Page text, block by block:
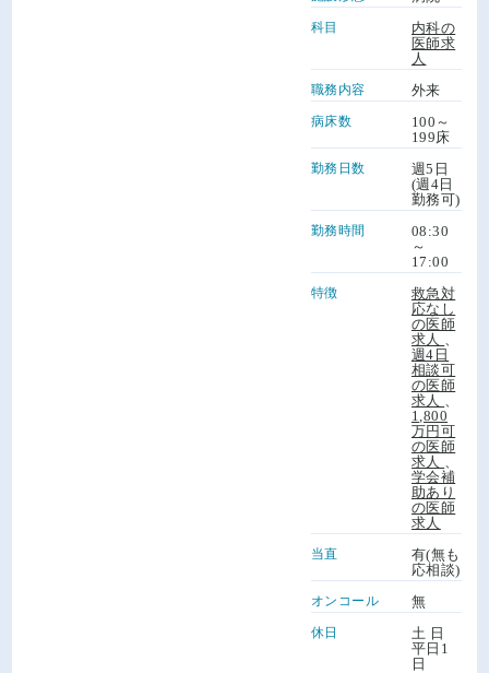
科目
内科の
医師求
人
職務内容 外来
病床数
100～
199床
勤務日数
週5日
(週4日
勤務可)
勤務時間
08:30
～
17:00
特徴
救急対
応なし
の医師
求人
週4日
相談可
の医師
求人
1,800
万円可
の医師
求人
学会補
助あり
の医師
求人
当直
有(無も
応相談)
オンコール 無
休日
土 日
平日1
日